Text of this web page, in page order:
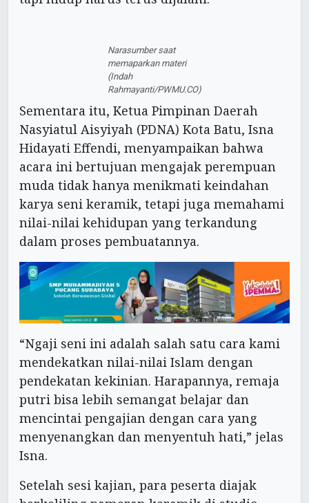
Narasumber saat
memaparkan materi
(Indah
Rahmayanti/PWMU.CO)
Sementara itu, Ketua Pimpinan Daerah
Nasyiatul Aisyiyah (PDNA) Kota Batu, Isna
Hidayati Effendi, menyampaikan bahwa
acara ini bertujuan mengajak perempuan
muda tidak hanya menikmati keindahan
karya seni keramik, tetapi juga memahami
nilai-nilai kehidupan yang terkandung
dalam proses pembuatannya.
“Ngaji seni ini adalah salah satu cara kami
mendekatkan nilai-nilai Islam dengan
pendekatan kekinian. Harapannya, remaja
putri bisa lebih semangat belajar dan
mencintai pengajian dengan cara yang
menyenangkan dan menyentuh hati,” jelas
Isna.
Setelah sesi kajian, para peserta diajak